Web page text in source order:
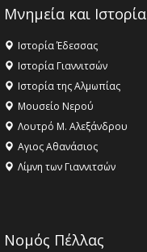
Μνημεία και Ιστορία
Ιστορία Έδεσσας
Ιστορία Γιαννιτσών
Ιστορία της Αλμωπίας
Μουσείο Νερού
Λουτρό Μ. Αλεξάνδρου
Αγιος Αθανάσιος
Λίμνη των Γιαννιτσών
Νομός Πέλλας